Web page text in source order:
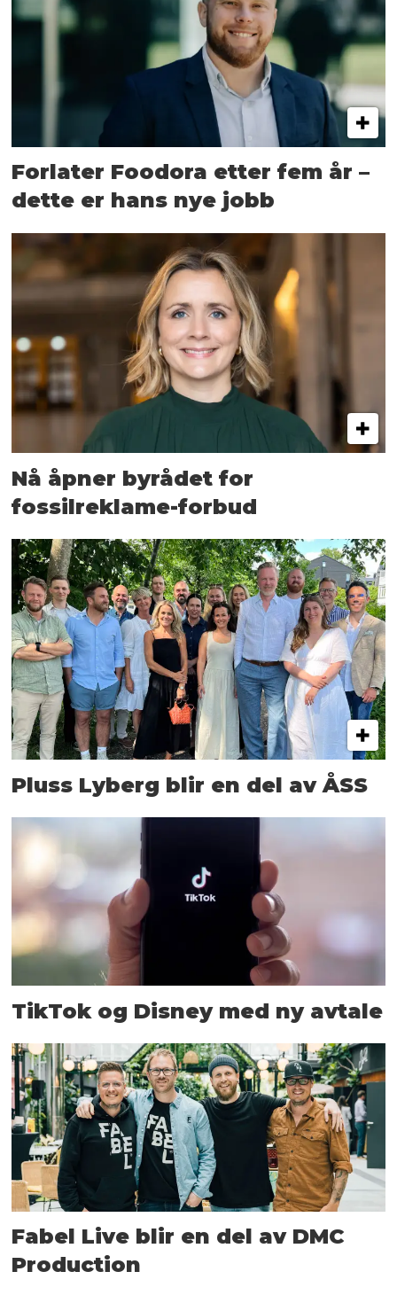
Forlater Foodora etter fem år –
dette er hans nye jobb
Nå åpner byrådet for
fossilreklame-forbud
Pluss Lyberg blir en del av ÅSS
TikTok og Disney med ny avtale
Fabel Live blir en del av DMC
Production